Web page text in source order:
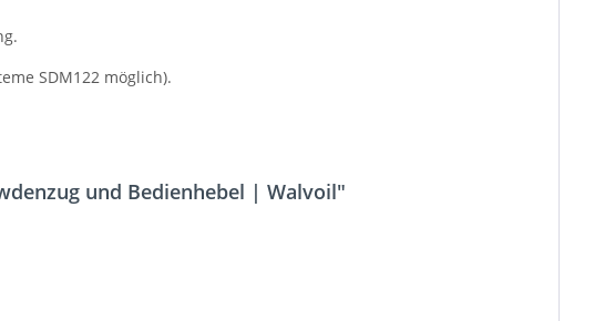
SDM122 möglich).
und Bedienhebel | Walvoil"